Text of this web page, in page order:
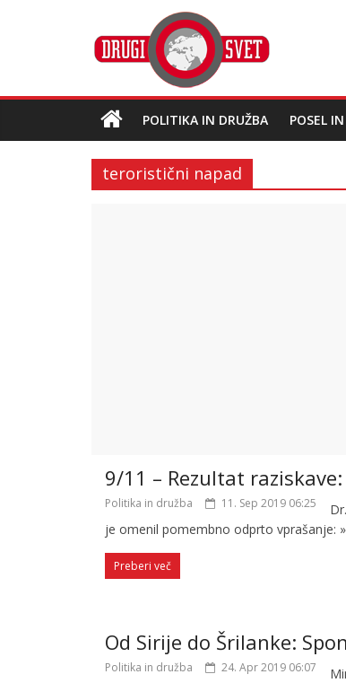
POLITIKA IN DRUŽBA POSEL
teroristični napad
9/11 – Rezultat
Politika in družba 11. Sep 2019 06:25
je omenil pomembno odprto vprašanje:
Preberi več
Od Sirije do Šrilanke:
Politika in družba 24. Apr 2019 06:07